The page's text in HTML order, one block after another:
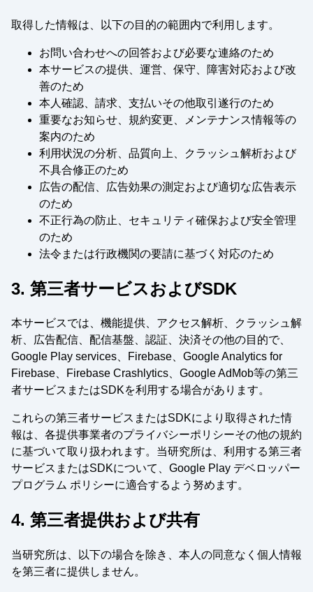
取得した情報は、以下の目的の範囲内で利用します。
お問い合わせへの回答および必要な連絡のため
本サービスの提供、運営、保守、障害対応および改
善のため
本人確認、請求、支払いその他取引遂行のため
重要なお知らせ、規約変更、メンテナンス情報等の
案内のため
利用状況の分析、品質向上、クラッシュ解析および
不具合修正のため
広告の配信、広告効果の測定および適切な広告表示
のため
不正行為の防止、セキュリティ確保および安全管理
のため
法令または行政機関の要請に基づく対応のため
3. 第三者サービスおよびSDK
本サービスでは、機能提供、アクセス解析、クラッシュ解
析、広告配信、配信基盤、認証、決済その他の目的で、
Google Play services、Firebase、Google Analytics for
Firebase、Firebase Crashlytics、Google AdMob等の第三
者サービスまたはSDKを利用する場合があります。
これらの第三者サービスまたはSDKにより取得された情
報は、各提供事業者のプライバシーポリシーその他の規約
に基づいて取り扱われます。当研究所は、利用する第三者
サービスまたはSDKについて、Google Play デベロッパー
プログラム ポリシーに適合するよう努めます。
4. 第三者提供および共有
当研究所は、以下の場合を除き、本人の同意なく個人情報
を第三者に提供しません。